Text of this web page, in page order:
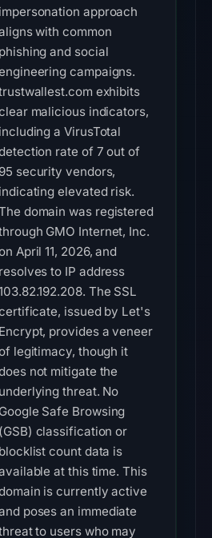
impersonation approach
with common
phishing and social
campaigns.
exhibits
malicious indicators,
including a VirusTotal
rate of 7 out of
95 security vendors,
indicating elevated risk.
domain was registered
GMO Internet, Inc.
April 11, 2026, and
resolves to IP address
The SSL
issued by Let's
Encrypt, provides a veneer
legitimacy, though it
not mitigate the
underlying threat. No
Google Safe Browsing
(GSB) classification or
blocklist count data is
at this time. This
is currently active
poses an immediate
to users who may